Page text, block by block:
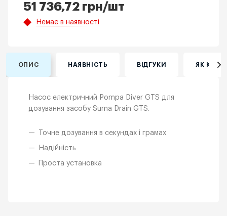
51 736,72 грн/шт
Немає в наявності
ОПИС НАЯВНІСТЬ ВІДГУКИ ЯК
Насос електричний Pompa Diver GTS для
дозування засобу Suma Drain GTS.
Точне дозування в секундах і грамах
Надійність
Проста установка